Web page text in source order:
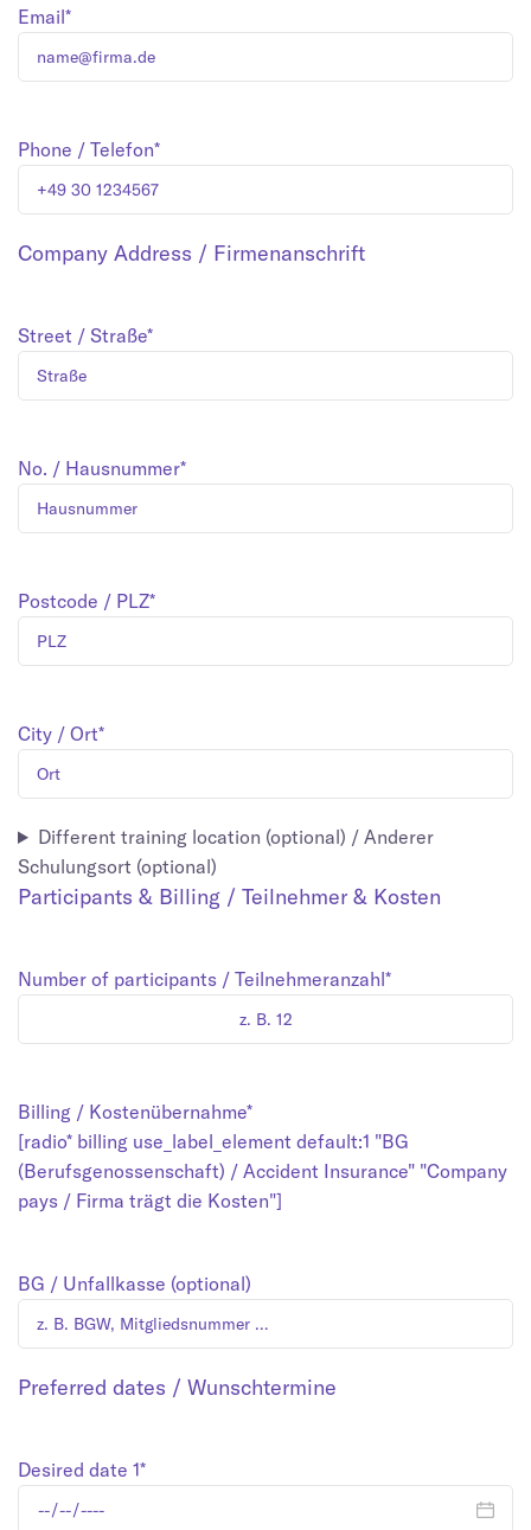
Email*
Phone / Telefon*
Company Address / Firmenanschrift
Street / Straße*
No. / Hausnummer*
Postcode / PLZ*
City / Ort*
Different training location (optional) / Anderer
Schulungsort (optional)
Participants & Billing / Teilnehmer & Kosten
Number of participants / Teilnehmeranzahl*
Billing / Kostenübernahme*
[radio* billing use_label_element default:1 "BG
(Berufsgenossenschaft) / Accident Insurance" "Company
pays / Firma trägt die Kosten"]
BG / Unfallkasse (optional)
Preferred dates / Wunschtermine
Desired date 1*